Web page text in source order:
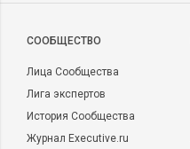
CООБЩЕСТВО
Лица Сообщества
Лига экспертов
История Сообщества
Журнал Executive.ru